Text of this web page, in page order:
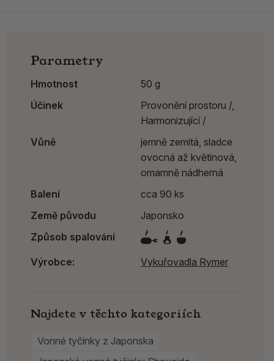
Parametry
Hmotnost
50 g
Účinek
Provonění prostoru /,
Harmonizující /
Vůně
jemně zemitá, sladce
ovocná až květinová,
omamně nádherná
Balení
cca 90 ks
Země původu
Japonsko
Způsob spalování
Výrobce: Vykuřovadla Rymer
Najdete v těchto kategoriích
Vonné tyčinky z Japonska